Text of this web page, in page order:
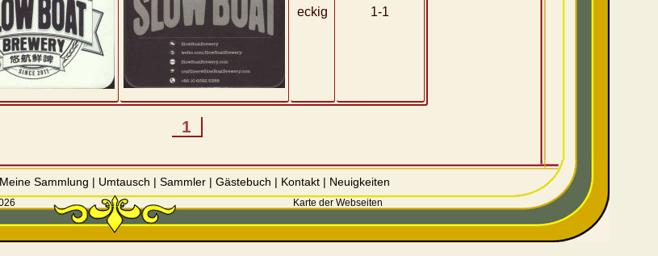
eckig
1-1
1
Meine Sammlung | Umtausch | Sammler| Gästebuch | Kontakt| Neuigkeiten
Karte der Webseiten